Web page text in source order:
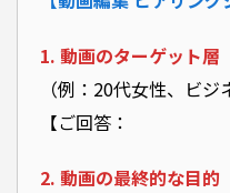
1. 動画のターゲット層
（例：20代女性、ビジ
【ご回答
2. 動画の最終的な目的